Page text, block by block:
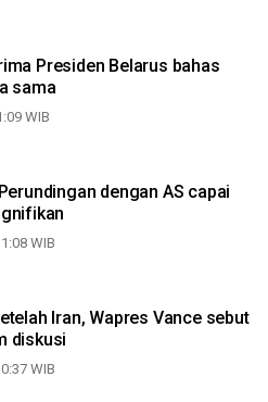
Presiden Belarus bahas
sama
WIB
dengan AS capai
WIB
Iran, Wapres Vance sebut
diskusi
WIB